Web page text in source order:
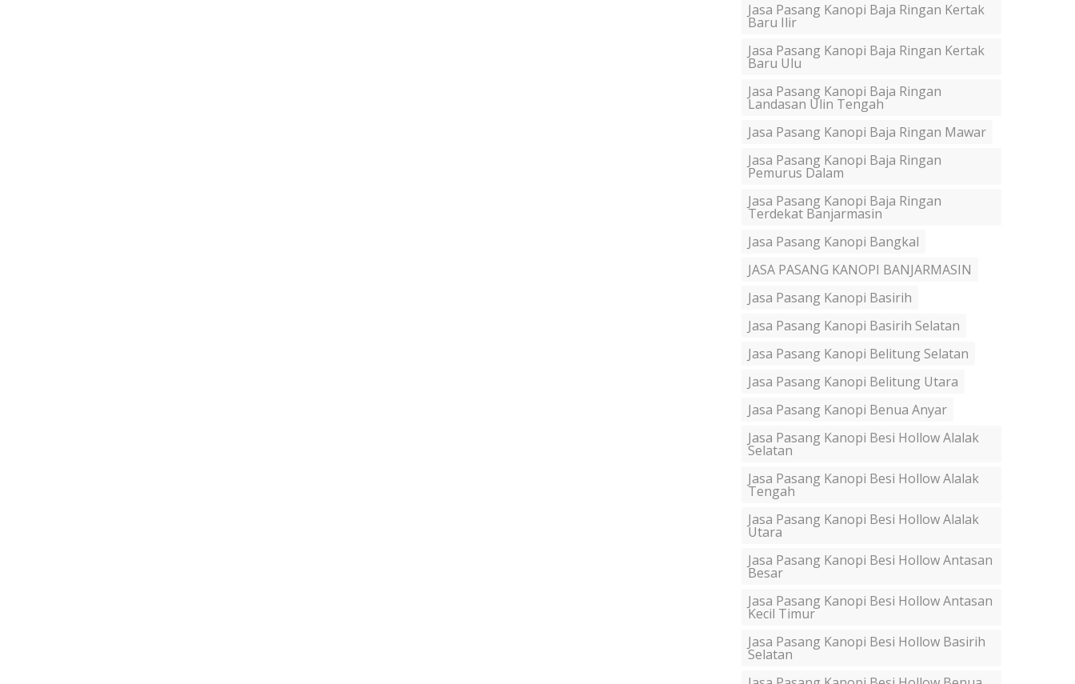
Jasa Pasang Kanopi Baja Ringan Kertak
Baru Ilir
Jasa Pasang Kanopi Baja Ringan Kertak
Baru Ulu
Jasa Pasang Kanopi Baja Ringan
Landasan Ulin Tengah
Jasa Pasang Kanopi Baja Ringan Mawar
Jasa Pasang Kanopi Baja Ringan
Pemurus Dalam
Jasa Pasang Kanopi Baja Ringan
Terdekat Banjarmasin
Jasa Pasang Kanopi Bangkal
JASA PASANG KANOPI BANJARMASIN
Jasa Pasang Kanopi Basirih
Jasa Pasang Kanopi Basirih Selatan
Jasa Pasang Kanopi Belitung Selatan
Jasa Pasang Kanopi Belitung Utara
Jasa Pasang Kanopi Benua Anyar
Jasa Pasang Kanopi Besi Hollow Alalak
Selatan
Jasa Pasang Kanopi Besi Hollow Alalak
Tengah
Jasa Pasang Kanopi Besi Hollow Alalak
Utara
Jasa Pasang Kanopi Besi Hollow Antasan
Besar
Jasa Pasang Kanopi Besi Hollow Antasan
Kecil Timur
Jasa Pasang Kanopi Besi Hollow Basirih
Selatan